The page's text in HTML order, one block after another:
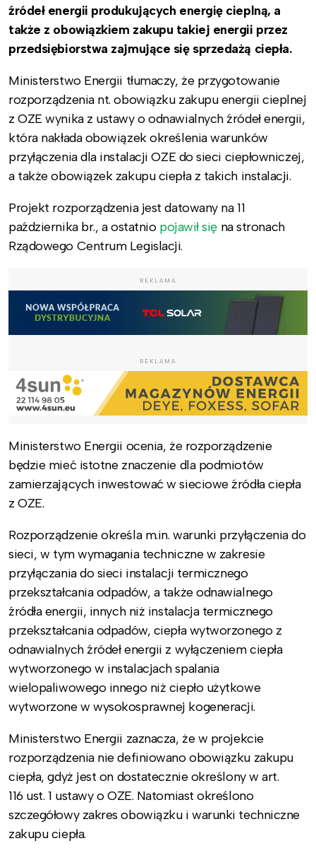
źródeł energii produkujących energię cieplną, a
także z obowiązkiem zakupu takiej energii przez
przedsiębiorstwa zajmujące się sprzedażą ciepła.
Ministerstwo Energii tłumaczy, że przygotowanie
rozporządzenia nt. obowiązku zakupu energii cieplnej
z OZE wynika z ustawy o odnawialnych źródeł energii,
która nakłada obowiązek określenia warunków
przyłączenia dla instalacji OZE do sieci ciepłowniczej,
a także obowiązek zakupu ciepła z takich instalacji.
Projekt rozporządzenia jest datowany na 11
października br., a ostatnio pojawił się na stronach
Rządowego Centrum Legislacji.
REKLAMA
REKLAMA
Ministerstwo Energii ocenia, że rozporządzenie
będzie mieć istotne znaczenie dla podmiotów
zamierzających inwestować w sieciowe źródła ciepła
z OZE.
Rozporządzenie określa m.in. warunki przyłączenia do
sieci, w tym wymagania techniczne w zakresie
przyłączania do sieci instalacji termicznego
przekształcania odpadów, a także odnawialnego
źródła energii, innych niż instalacja termicznego
przekształcania odpadów, ciepła wytworzonego z
odnawialnych źródeł energii z wyłączeniem ciepła
wytworzonego w instalacjach spalania
wielopaliwowego innego niż ciepło użytkowe
wytworzone w wysokosprawnej kogeneracji.
Ministerstwo Energii zaznacza, że w projekcie
rozporządzenia nie definiowano obowiązku zakupu
ciepła, gdyż jest on dostatecznie określony w art.
116 ust. 1 ustawy o OZE. Natomiast określono
szczegółowy zakres obowiązku i warunki techniczne
zakupu ciepła.